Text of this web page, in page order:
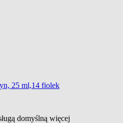
25 ml,14 fiolek
domyślną więcej